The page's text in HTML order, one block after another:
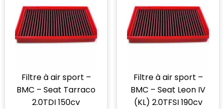
Filtre à air sport –
BMC – Seat Tarraco
2.0TDI 150cv
Filtre à air sport –
BMC – Seat Leon IV
(KL) 2.0TFSI 190cv